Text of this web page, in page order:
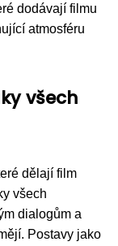
dodávají filmu
atmosféru
všech
dělají film
všech
dialogům a
Postavy jako